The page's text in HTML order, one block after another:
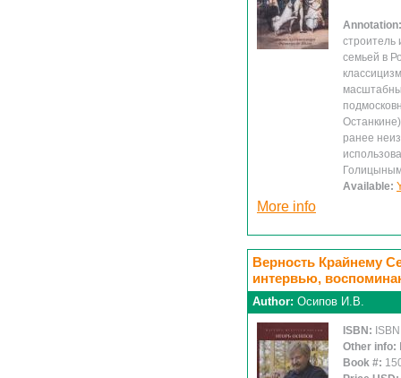
строитель
семьей в
ранее
Available:
More info
Верность Крайнему
интервью,
Author: Осипов И.В.
ISBN:
Other info:
Book #: